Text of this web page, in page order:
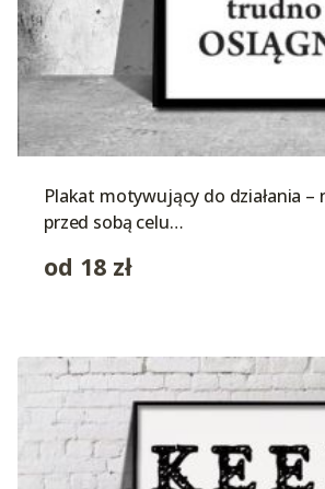
Plakat motywujący do działania –
przed sobą celu…
od 18 zł